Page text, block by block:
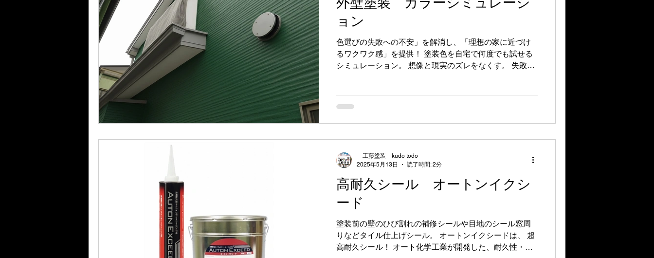
くお守りいたします🏠 塗装をお考えのお客様🙇🏻 ここま
でご覧いただきまして、 誠にありがとうございました！
塗装は今必要でございますか？ 代表職人が正直に診断し
ます！.
ョン
色選びの失敗への不安」を解消し、「理想の家に近づけ
るワクワク感」を提供！ 塗装色を自宅で何度でも試せる
シミュレーション。 想像と現実のズレをなくす。 失敗し
を。 シミュレーションで住まいの魅力を最大限に引き出
します。 想像を超えた美しさへ屋根や外壁のベストな配
直営と手厚いサービス！ 5年保証」 わが家の安心を塗り
替える。 外壁のひび割れ、放置は危険信号！今すぐ無料
診断しませんか？ 見逃しがちな屋根の劣化。早めの対策
で「未来の出費」を大幅カット！ 建物の寿命を延ばす
「賢い塗り替え」のタイミングです。 雨漏り、色あせの
不安から卒業。家が長持ちする強い美しい「本当の塗
装」 外壁4回塗！ 塗って終わり」にしない。万全のアフ
ターフォロー✨お気軽にお問い合わせください🌈 #カラー
シミュレーション #外
高耐久シール オートンイクシ
ード
塗装前の壁のひび割れの補修シールや目地のシール窓周
りなどタイル仕上げシール。 オートンイクシードは、 超
高耐久シール！ オート化学工業が開発した、耐久性・耐
工藤塗装 kudo todo
2025年5月13日
読了時間: 2分